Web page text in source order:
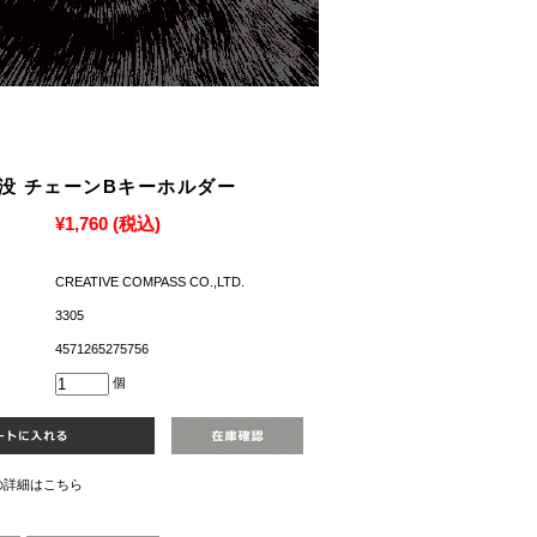
チェーンBキーホルダー
¥1,760 (税込)
CREATIVE COMPASS CO.,LTD.
3305
4571265275756
個
細はこちら